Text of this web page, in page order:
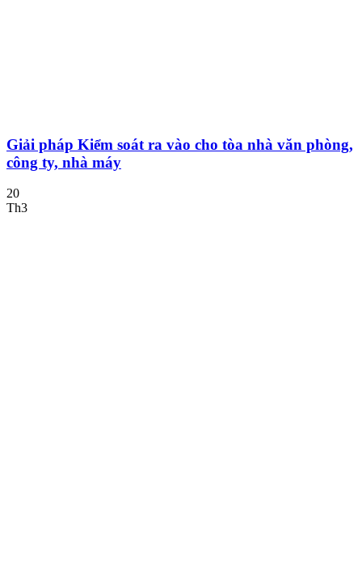
Giải pháp Kiểm soát ra vào cho tòa nhà văn phòng,
công ty, nhà máy
20
Th3